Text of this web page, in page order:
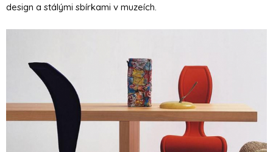
design a stálými sbírkami v muzeích.